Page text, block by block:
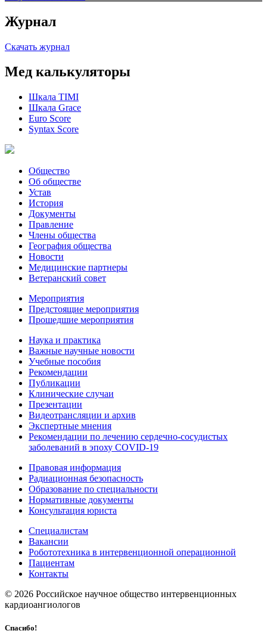
Журнал
Скачать журнал
Мед калькуляторы
Шкала TIMI
Шкала Grace
Euro Score
Syntax Score
Общество
Об обществе
Устав
История
Документы
Правление
Члены общества
География общества
Новости
Медицинские партнеры
Ветеранский совет
Мероприятия
Предстоящие мероприятия
Прошедшие мероприятия
Наука и практика
Важные научные новости
Учебные пособия
Рекомендации
Публикации
Клинические случаи
Презентации
Видеотрансляции и архив
Экспертные мнения
Рекомендации по лечению сердечно-сосудистых
заболеваний в эпоху COVID-19
Правовая информация
Радиационная безопасность
Образование по специальности
Нормативные документы
Консультация юриста
Специалистам
Вакансии
Робототехника в интервенционной операционной
Пациентам
Контакты
© 2026 Российское научное общество интервенционных
кардиоангиологов
Спасибо!